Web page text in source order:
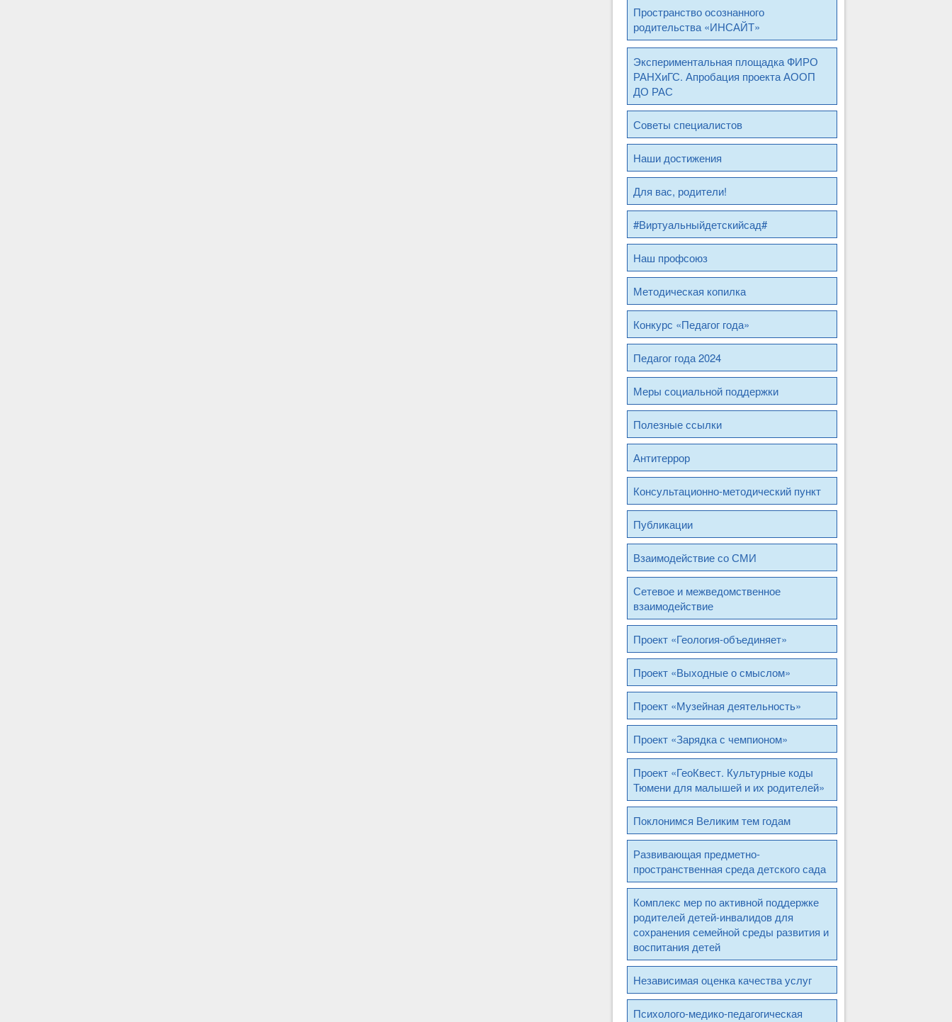
Пространство осознанного
родительства «ИНСАЙТ»
Экспериментальная площадка ФИРО
РАНХиГС. Апробация проекта АООП
ДО РАС
Советы специалистов
Наши достижения
Для вас, родители!
#Виртуальныйдетскийсад#
Наш профсоюз
Методическая копилка
Конкурс «Педагог года»
Педагог года 2024
Меры социальной поддержки
Полезные ссылки
Антитеррор
Консультационно-методический пункт
Публикации
Взаимодействие со СМИ
Сетевое и межведомственное
взаимодействие
Проект «Геология-объединяет»
Проект «Выходные о смыслом»
Проект «Музейная деятельность»
Проект «Зарядка с чемпионом»
Проект «ГеоКвест. Культурные коды
Тюмени для малышей и их родителей»
Поклонимся Великим тем годам
Развивающая предметно-
пространственная среда детского сада
Комплекс мер по активной поддержке
родителей детей-инвалидов для
сохранения семейной среды развития и
воспитания детей
Независимая оценка качества услуг
Психолого-медико-педагогическая